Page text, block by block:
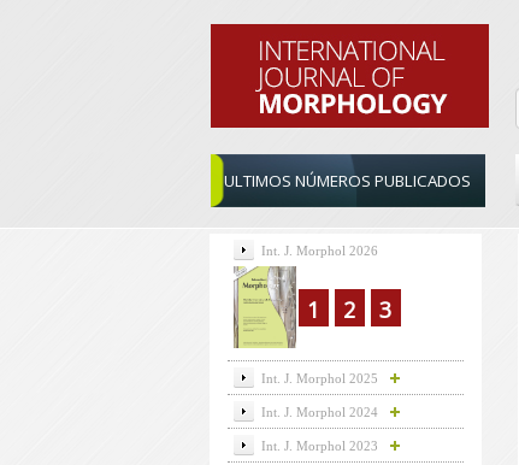
ULTIMOS NÚMEROS PUBLICADOS
Int. J. Morphol 2026
1 2 3
Int. J. Morphol 2025
Int. J. Morphol 2024
Int. J. Morphol 2023